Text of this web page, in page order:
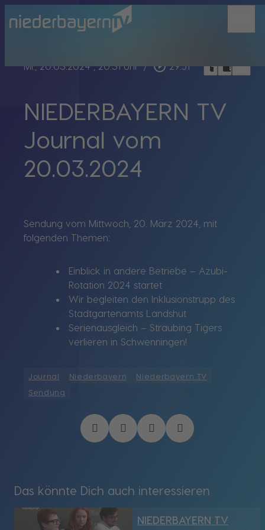
Mi., 20.03.2024, 20:31 Uhr / play_circle_outline 29:51 headphoneschrome_reader_modebookmark_border
NIEDERBAYERN TV
Journal vom
20.03.2024
Sendung vom Mittwoch, 20. März 2024, mit
folgenden Themen:
Einblick in andere Betriebe – Azubi-
Rotation 2024 startet
Wir begleiten den Inklusionstrupp des
Stadtgartenamts Landshut
Serienausgleich – Straubing Tigers
verlieren in Schwenningen!
Journal Niederbayern
Niederbayern TV
Sendung
Das könnte Dich auch interessieren
NIEDERBAYERN TV